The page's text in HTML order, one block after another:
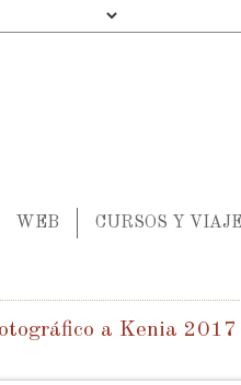
WEB CURSOS Y
a Kenia 2017